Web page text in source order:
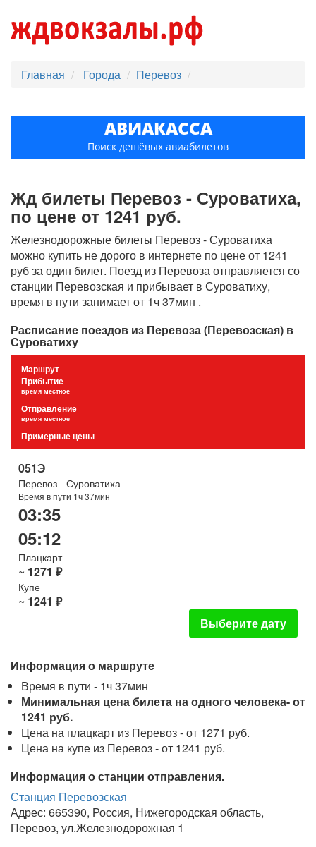
Главная Города Перевоз
АВИАКАССА
Поиск дешёвых авиабилетов
Жд билеты Перевоз - Суроватиха,
по цене от 1241 руб.
Железнодорожные билеты Перевоз - Суроватиха
можно купить не дорого в интернете по цене от 1241
руб за один билет. Поезд из Перевоза отправляется со
станции Перевозская и прибывает в Суроватиху,
время в пути занимает от 1ч 37мин .
Расписание поездов из Перевоза (Перевозская) в
Суроватиху
Маршрут
Прибытие
время местное
Отправление
время местное
Примерные цены
051Э
Перевоз - Суроватиха
Время в пути 1ч 37мин
03:35
05:12
Плацкарт
~ 1271 ₽
Купе
~ 1241 ₽
Выберите дату
Информация о маршруте
Время в пути - 1ч 37мин
Минимальная цена билета на одного человека- от
1241 руб.
Цена на плацкарт из Перевоз - от 1271 руб.
Цена на купе из Перевоз - от 1241 руб.
Информация о станции отправления.
Станция Перевозская
Адрес: 665390, Россия, Нижегородская область,
Перевоз, ул.Железнодорожная 1